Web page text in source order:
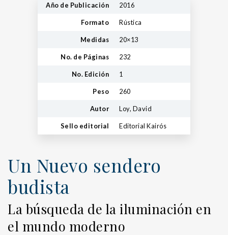
Año de Publicación 2016
Formato Rústica
Medidas 20×13
No. de Páginas 232
No. Edición 1
Peso 260
Autor Loy, David
Sello editorial Editorial Kairós
Un Nuevo sendero
budista
La búsqueda de la iluminación en
el mundo moderno